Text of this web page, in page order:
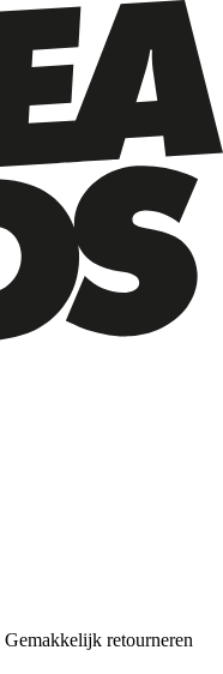
Gemakkelijk retourneren